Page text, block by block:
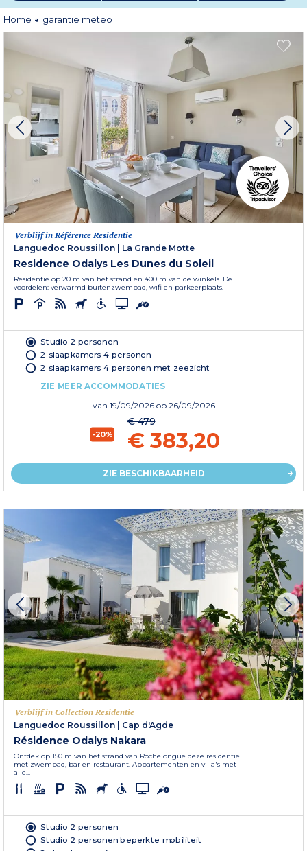
Dus, klaar om zonder stress te boeken? Met Odalys past het weer zich aan
jou aan, niet andersom!
Klik hier voor alle voorwaarden van de aanbieding
Home garantie meteo
Verblijf in Référence Residentie
Languedoc Roussillon
La Grande Motte
Residence Odalys Les Dunes du Soleil
Residentie op 20 m van het strand en 400 m van de winkels. De
voordelen: verwarmd buitenzwembad, wifi en parkeerplaats.
Studio 2 personen
2 slaapkamers 4 personen
2 slaapkamers 4 personen met zeezicht
ZIE MEER ACCOMMODATIES
van 19/09/2026 op 26/09/2026
-20%
€ 479
€ 383,20
ZIE BESCHIKBAARHEID
Verblijf in Collection Residentie
Languedoc Roussillon
Cap d'Agde
Résidence Odalys Nakara
Ontdek op 150 m van het strand van Rochelongue deze residentie
met zwembad, bar en restaurant. Appartementen en villa's met
alle...
Studio 2 personen
Studio 2 personen beperkte mobiliteit